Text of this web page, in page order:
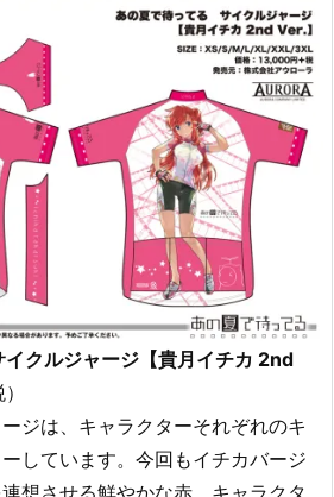
クルジャージ【貴月イチカ 2nd
ジは、キャラクターそれぞれのキ
しています。今回もイチカバージ
想させる鮮やかな赤。キャラクタ